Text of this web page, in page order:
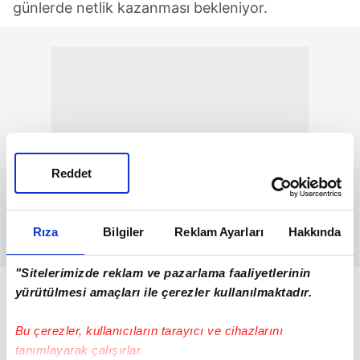
Rıza Bilgiler Reklam Ayarları Hakkında
"Sitelerimizde reklam ve pazarlama faaliyetlerinin
yürütülmesi amaçları ile çerezler kullanılmaktadır.
Bu çerezler, kullanıcıların tarayıcı ve cihazlarını
tanımlayarak çalışırlar.
Reddet
günlerde netlik kazanması bekleniyor.